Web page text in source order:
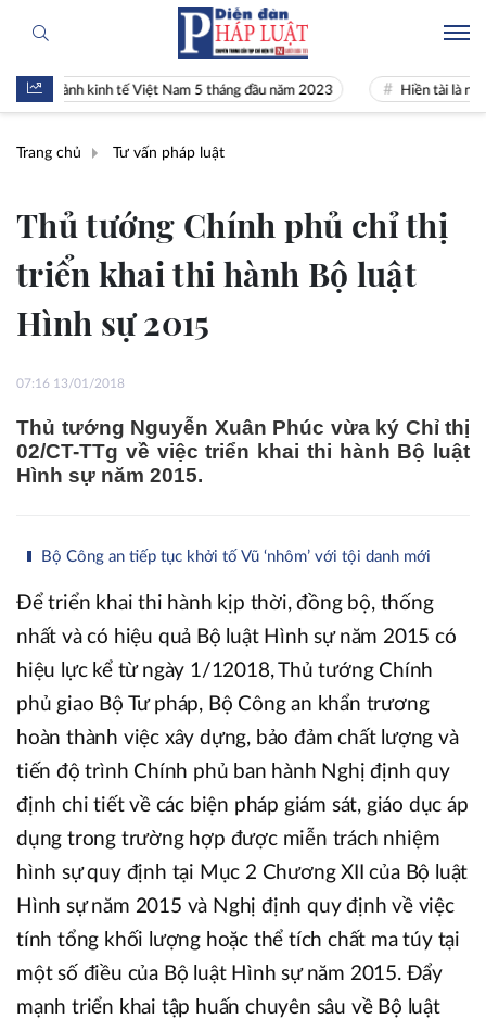
cảnh kinh tế Việt Nam 5 tháng đầu năm 2023 Hiền tài là nguyên khí
Trang chủ Tư vấn pháp luật
Thủ tướng Chính phủ chỉ thị
triển khai thi hành Bộ luật
Hình sự 2015
07:16 13/01/2018
Thủ tướng Nguyễn Xuân Phúc vừa ký Chỉ thị
02/CT-TTg về việc triển khai thi hành Bộ luật
Hình sự năm 2015.
Bộ Công an tiếp tục khởi tố Vũ ‘nhôm’ với tội danh mới
Để triển khai thi hành kịp thời, đồng bộ, thống
nhất và có hiệu quả Bộ luật Hình sự năm 2015 có
hiệu lực kể từ ngày 1/12018, Thủ tướng Chính
phủ giao Bộ Tư pháp, Bộ Công an khẩn trương
hoàn thành việc xây dựng, bảo đảm chất lượng và
tiến độ trình Chính phủ ban hành Nghị định quy
định chi tiết về các biện pháp giám sát, giáo dục áp
dụng trong trường hợp được miễn trách nhiệm
hình sự quy định tại Mục 2 Chương XII của Bộ luật
Hình sự năm 2015 và Nghị định quy định về việc
tính tổng khối lượng hoặc thể tích chất ma túy tại
một số điều của Bộ luật Hình sự năm 2015. Đẩy
mạnh triển khai tập huấn chuyên sâu về Bộ luật